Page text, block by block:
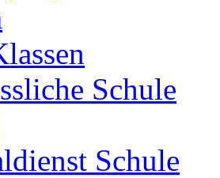
Schule
Schule